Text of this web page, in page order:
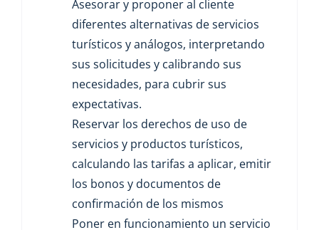
Asesorar y proponer al cliente
diferentes alternativas de servicios
turísticos y análogos, interpretando
sus solicitudes y calibrando sus
necesidades, para cubrir sus
expectativas.
Reservar los derechos de uso de
servicios y productos turísticos,
calculando las tarifas a aplicar, emitir
los bonos y documentos de
confirmación de los mismos
Poner en funcionamiento un servicio